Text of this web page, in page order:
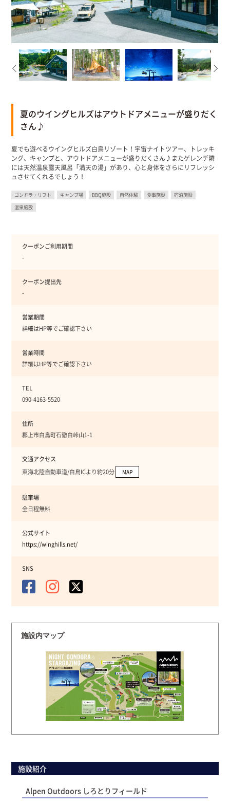
夏のウイングヒルズはアウトドアメニューが盛りだく
さん♪
夏でも遊べるウイングヒルズ白鳥リゾート！宇宙ナイトツアー、トレッキ
ング、キャンプと、アウトドアメニューが盛りだくさん♪またゲレンデ隣
には天然温泉露天風呂「満天の湯」があり、心と身体をさらにリフレッシ
ュさせてくれるでしょう！
ゴンドラ・リフト キャンプ場 BBQ施設 自然体験 食事施設
宿泊施設
温泉施設
クーポンご利用期間
-
クーポン提出先
-
営業期間
詳細はHP等でご確認下さい
営業時間
詳細はHP等でご確認下さい
TEL
090-4163-5520
住所
郡上市白鳥町石徹白峠山1-1
交通アクセス
東海北陸自動車道/白鳥ICより約20分
MAP
駐車場
全日程無料
公式サイト
https://winghills.net/
SNS
施設内マップ
施設紹介
Alpen Outdoors しろとりフィールド